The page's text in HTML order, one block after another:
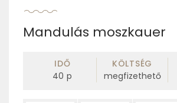
Mandulás moszkauer
IDŐ
40 p
KÖLTSÉG
megfizethető